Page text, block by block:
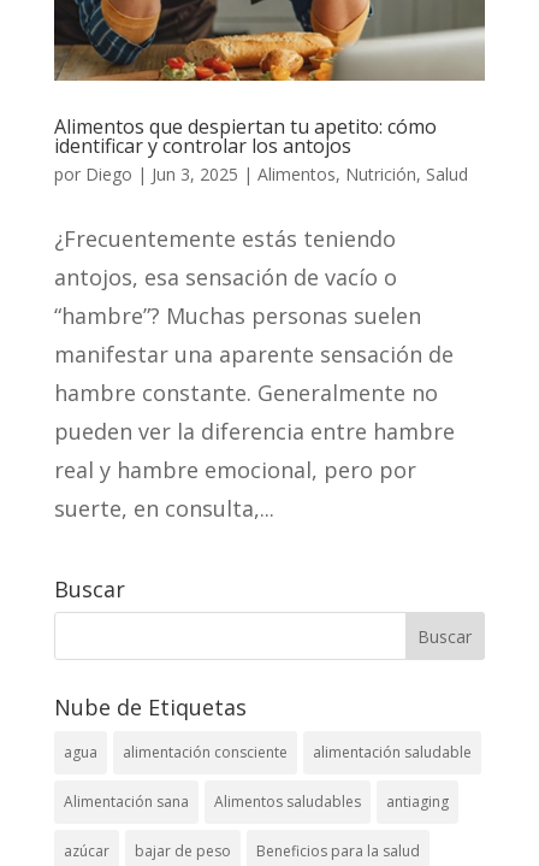
Alimentos que despiertan tu apetito: cómo
identificar y controlar los antojos
por Diego | Jun 3, 2025 | Alimentos, Nutrición, Salud
¿Frecuentemente estás teniendo
antojos, esa sensación de vacío o
“hambre”? Muchas personas suelen
manifestar una aparente sensación de
hambre constante. Generalmente no
pueden ver la diferencia entre hambre
real y hambre emocional, pero por
suerte, en consulta,...
Buscar
Nube de Etiquetas
agua alimentación consciente alimentación saludable
Alimentación sana Alimentos saludables antiaging
azúcar bajar de peso Beneficios para la salud